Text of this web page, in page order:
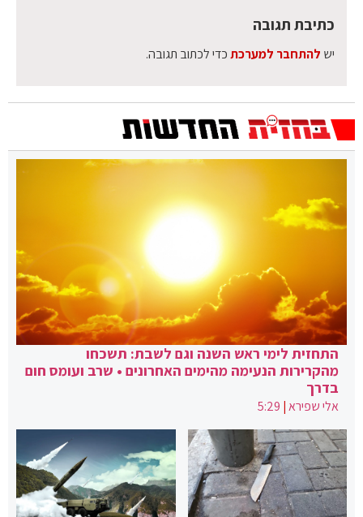
כתיבת תגובה
יש להתחבר למערכתכדי לכתוב תגובה.
התחזית לימי ראש השנה וגם לשבת: תשכחו
מהקרירות הנעימה מהימים האחרונים • שרב ועומס חום
בדרך
אלי שפירא|
5:29